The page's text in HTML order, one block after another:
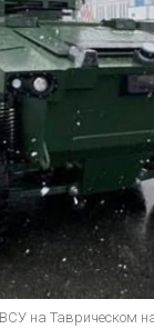
на Таврическом